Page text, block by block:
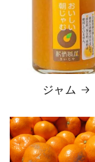
ジャム